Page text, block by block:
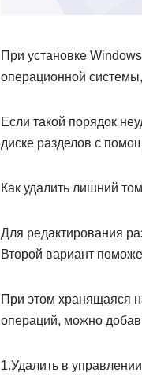
При установке
операционной
Если такой порядок
диске разделов с
Как удалить лишний
Для редактирования
Второй вариант
При этом хранящаяся
операций, можно
1.Удалить в